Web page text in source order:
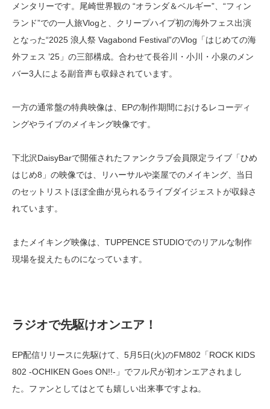
メンタリーです。尾崎世界観の “オランダ＆ベルギー”、“フィン
ランド”での一人旅Vlogと、クリープハイプ初の海外フェス出演
となった“2025 浪人祭 Vagabond Festival”のVlog「はじめての海
外フェス ’25」の三部構成。合わせて長谷川・小川・小泉のメン
バー3人による副音声も収録されています。
一方の通常盤の特典映像は、EPの制作期間におけるレコーディ
ングやライブのメイキング映像です。
下北沢DaisyBarで開催されたファンクラブ会員限定ライブ「ひめ
はじめ8」の映像では、リハーサルや楽屋でのメイキング、当日
のセットリストほぼ全曲が見られるライブダイジェストが収録さ
れています。
またメイキング映像は、TUPPENCE STUDIOでのリアルな制作
現場を捉えたものになっています。
ラジオで先駆けオンエア！
EP配信リリースに先駆けて、5月5日(火)のFM802「ROCK KIDS
802 -OCHIKEN Goes ON!!-」でフル尺が初オンエアされまし
た。ファンとしてはとても嬉しい出来事ですよね。